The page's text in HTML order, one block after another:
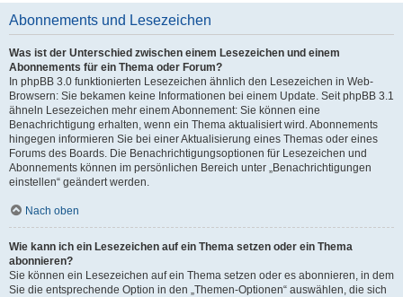
Abonnements und Lesezeichen
Was ist der Unterschied zwischen einem Lesezeichen und einem
Abonnements für ein Thema oder Forum?
In phpBB 3.0 funktionierten Lesezeichen ähnlich den Lesezeichen in Web-
Browsern: Sie bekamen keine Informationen bei einem Update. Seit phpBB 3.1
ähneln Lesezeichen mehr einem Abonnement: Sie können eine
Benachrichtigung erhalten, wenn ein Thema aktualisiert wird. Abonnements
hingegen informieren Sie bei einer Aktualisierung eines Themas oder eines
Forums des Boards. Die Benachrichtigungsoptionen für Lesezeichen und
Abonnements können im persönlichen Bereich unter „Benachrichtigungen
einstellen“ geändert werden.
Nach oben
Wie kann ich ein Lesezeichen auf ein Thema setzen oder ein Thema
abonnieren?
Sie können ein Lesezeichen auf ein Thema setzen oder es abonnieren, in dem
Sie die entsprechende Option in den „Themen-Optionen“ auswählen, die sich